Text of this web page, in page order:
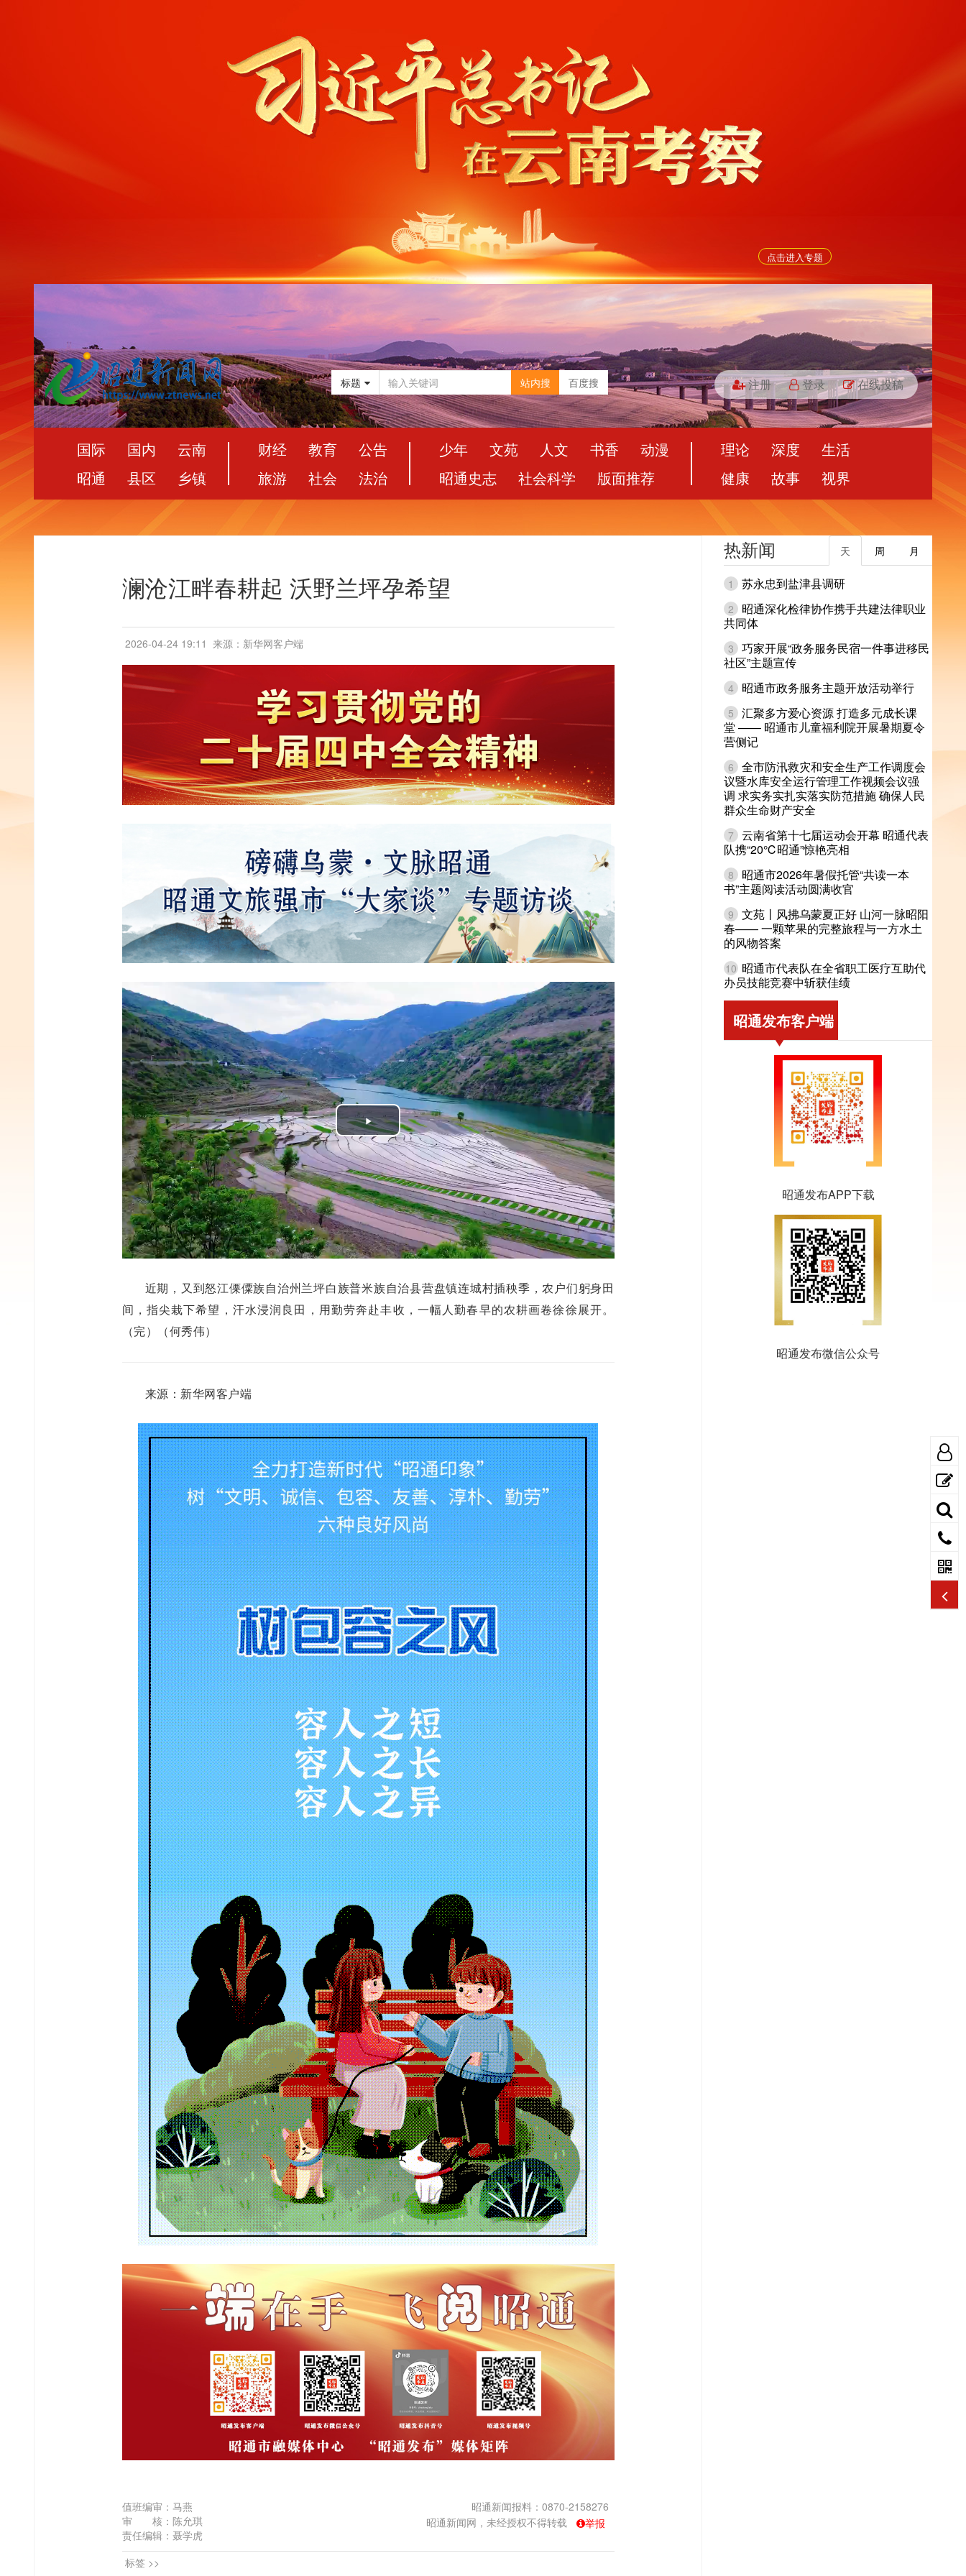
点击进入专题
标题 站内搜 百度搜 注册 登录 在线投稿
国际 国内
云南
昭通
县区 乡镇
财经 教育
公告
旅游
社会 法治
少年 文苑 人文 书香
动漫
昭通史志
社会科学 版面推荐
理论 深度
生活
健康
故事 视界
澜沧江畔春耕起 沃野兰坪孕希望
2026-04-24 19:11 来源：新华网客户端
Play
Video
近期，又到怒江傈僳族自治州兰坪白族普米族自治县营盘镇连城村插秧季，农户们躬身田
间，指尖栽下希望，汗水浸润良田，用勤劳奔赴丰收，一幅人勤春早的农耕画卷徐徐展开。
（完）（何秀伟）
来源：新华网客户端
昭通新闻报料：0870-2158276
昭通新闻网，未经授权不得转载
举报
值班编审：马燕
审 核：陈允琪
责任编辑：聂学虎
标签 >>
热新闻 月
周
天
1 苏永忠到盐津县调研
2
昭通深化检律协作携手共建法律职业
共同体
3 巧家开展“政务服务民宿一件事进移民
社区”主题宣传
4 昭通市政务服务主题开放活动举行
5 汇聚多方爱心资源 打造多元成长课
堂 —— 昭通市儿童福利院开展暑期夏令
营侧记
6 全市防汛救灾和安全生产工作调度会
议暨水库安全运行管理工作视频会议强
调 求实务实扎实落实防范措施 确保人民
群众生命财产安全
7 云南省第十七届运动会开幕 昭通代表
队携“20℃昭通”惊艳亮相
8
昭通市2026年暑假托管“共读一本
书”主题阅读活动圆满收官
9 文苑丨风拂乌蒙夏正好 山河一脉昭阳
春—— 一颗苹果的完整旅程与一方水土
的风物答案
10 昭通市代表队在全省职工医疗互助代
办员技能竞赛中斩获佳绩
昭通发布客户端
昭通发布APP下载
昭通发布微信公众号